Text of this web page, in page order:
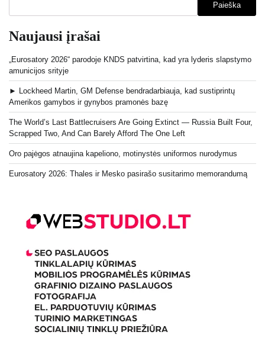
Paieška
Naujausi įrašai
„Eurosatory 2026“ parodoje KNDS patvirtina, kad yra lyderis slapstymo
amunicijos srityje
► Lockheed Martin, GM Defense bendradarbiauja, kad sustiprintų
Amerikos gamybos ir gynybos pramonės bazę
The World’s Last Battlecruisers Are Going Extinct — Russia Built Four,
Scrapped Two, And Can Barely Afford The One Left
Oro pajėgos atnaujina kapeliono, motinystės uniformos nurodymus
Eurosatory 2026: Thales ir Mesko pasirašo susitarimo memorandumą